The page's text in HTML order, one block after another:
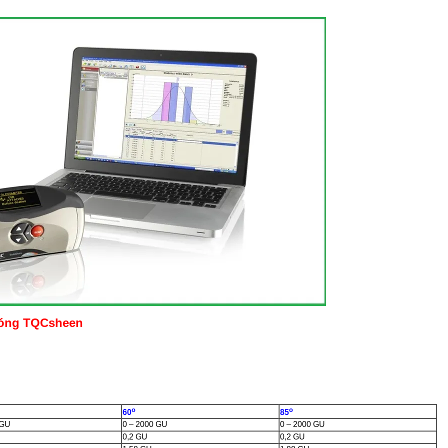
TQCsheen
60o 85o
0 – 2000 GU
0 – 2000 GU
0,2 GU
0,2 GU